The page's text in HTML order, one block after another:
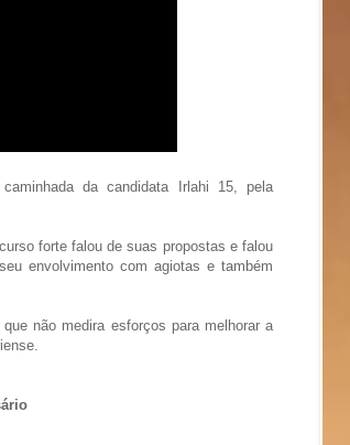
da candidata Irlahi 15, pela
forte falou de suas propostas e falou
envolvimento com agiotas e também
não medira esforços para melhorar a